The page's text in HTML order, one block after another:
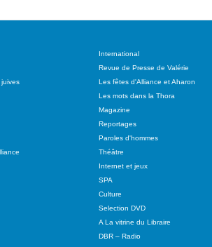
International
Revue de Presse de Valérie
Les fêtes d'Alliance et Aharon
Les mots dans la Thora
Magazine
Reportages
Paroles d'hommes
Théâtre
Internet et jeux
SPA
Culture
Selection DVD
A La vitrine du Libraire
DBR – Radio